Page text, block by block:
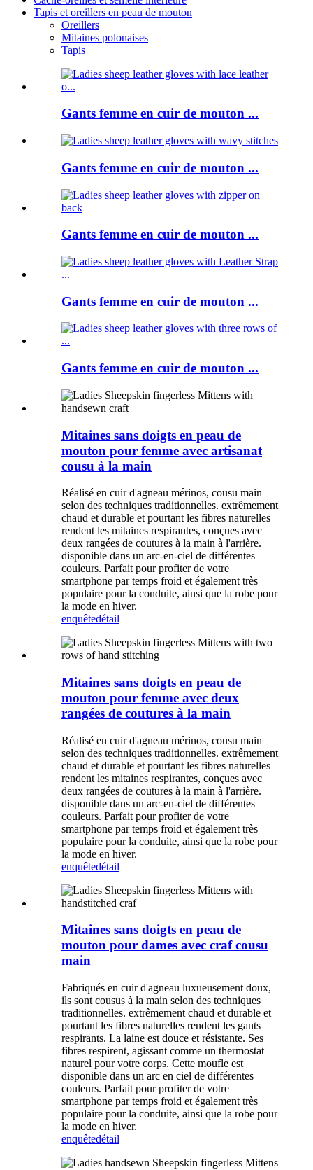
Tapis et oreillers en peau de mouton
Oreillers
Mitaines polonaises
Tapis
Gants femme en cuir de mouton ...
Gants femme en cuir de mouton ...
Gants femme en cuir de mouton ...
Gants femme en cuir de mouton ...
Gants femme en cuir de mouton ...
Mitaines sans doigts en peau de
mouton pour femme avec artisanat
cousu à la main
Réalisé en cuir d'agneau mérinos, cousu main
selon des techniques traditionnelles. extrêmement
chaud et durable et pourtant les fibres naturelles
rendent les mitaines respirantes, conçues avec
deux rangées de coutures à la main à l'arrière.
disponible dans un arc-en-ciel de différentes
couleurs. Parfait pour profiter de votre
smartphone par temps froid et également très
populaire pour la conduite, ainsi que la robe pour
la mode en hiver.
enquêtedétail
Mitaines sans doigts en peau de
mouton pour femme avec deux
rangées de coutures à la main
Réalisé en cuir d'agneau mérinos, cousu main
selon des techniques traditionnelles. extrêmement
chaud et durable et pourtant les fibres naturelles
rendent les mitaines respirantes, conçues avec
deux rangées de coutures à la main à l'arrière.
disponible dans un arc-en-ciel de différentes
couleurs. Parfait pour profiter de votre
smartphone par temps froid et également très
populaire pour la conduite, ainsi que la robe pour
la mode en hiver.
enquêtedétail
Mitaines sans doigts en peau de
mouton pour dames avec craf cousu
main
Fabriqués en cuir d'agneau luxueusement doux,
ils sont cousus à la main selon des techniques
traditionnelles. extrêmement chaud et durable et
pourtant les fibres naturelles rendent les gants
respirants. La laine est douce et résistante. Ses
fibres respirent, agissant comme un thermostat
naturel pour votre corps. Cette moufle est
disponible dans un arc en ciel de différentes
couleurs. Parfait pour profiter de votre
smartphone par temps froid et également très
populaire pour la conduite, ainsi que la robe pour
la mode en hiver.
enquêtedétail